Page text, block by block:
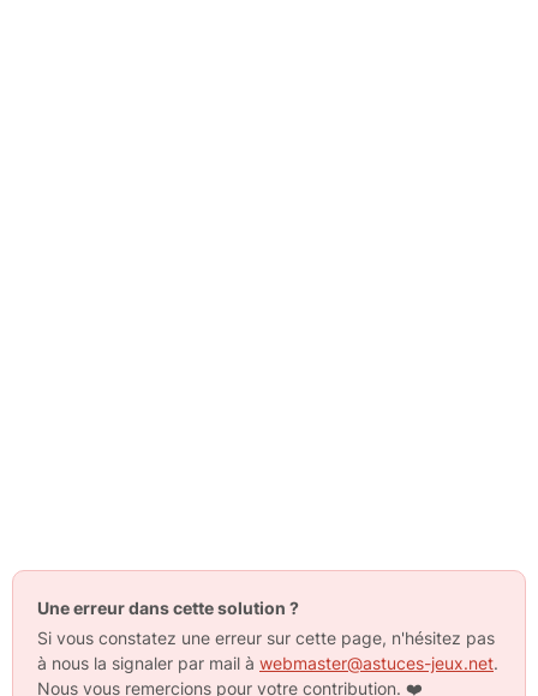
Une erreur dans cette solution ?
Si vous constatez une erreur sur cette page, n'hésitez pas
à nous la signaler par mail à webmaster@astuces-jeux.net.
Nous vous remercions pour votre contribution. ❤️